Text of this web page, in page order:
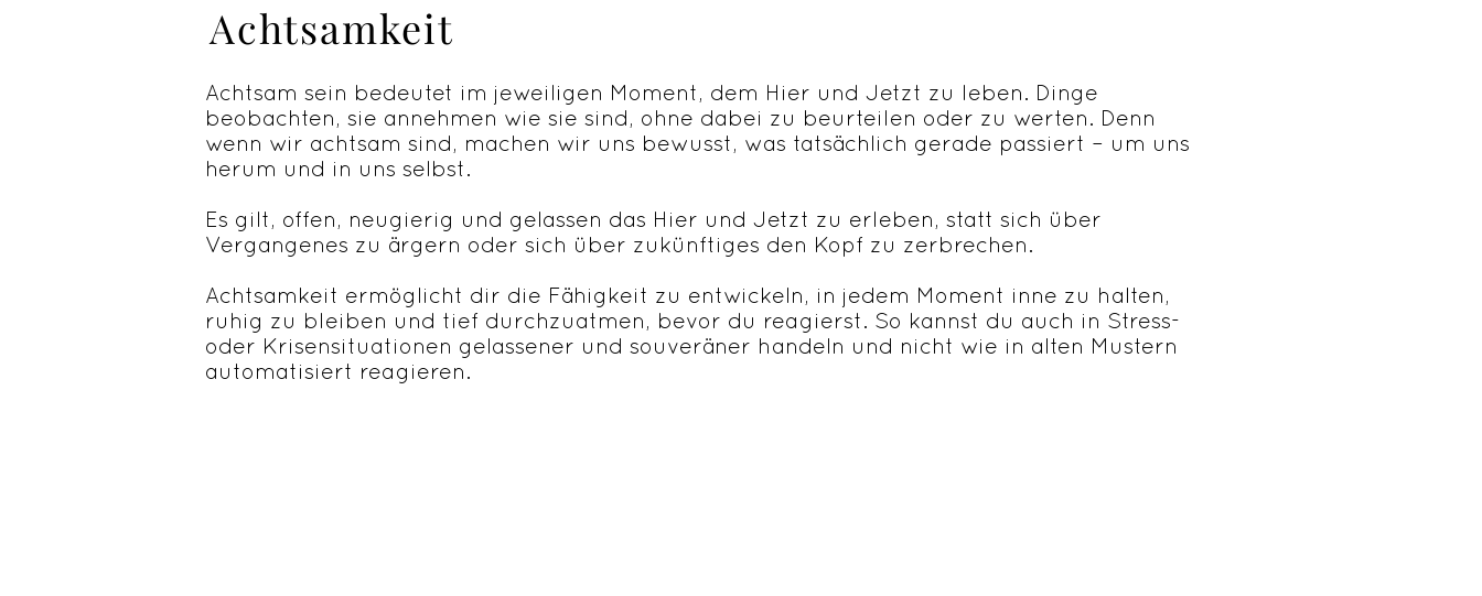
Achtsamkeit
Achtsam sein bedeutet im jeweiligen Moment, dem Hier und Jetzt zu leben. Dinge
beobachten, sie annehmen wie sie sind, ohne dabei zu beurteilen oder zu werten. Denn
wenn wir achtsam sind, machen wir uns bewusst, was tatsächlich gerade passiert – um uns
herum und in uns selbst.
Es gilt, offen, neugierig und gelassen das Hier und Jetzt zu erleben, statt sich über
Vergangenes zu ärgern oder sich über zukünftiges den Kopf zu zerbrechen.
Achtsamkeit ermöglicht dir die Fähigkeit zu entwickeln, in jedem Moment inne zu halten,
ruhig zu bleiben und tief durchzuatmen, bevor du reagierst. So kannst du auch in Stress-
oder Krisensituationen gelassener und souveräner handeln und nicht wie in alten Mustern
automatisiert reagieren.